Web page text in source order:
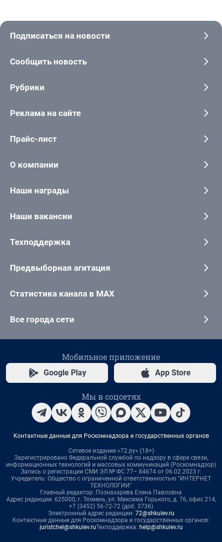
Подписаться на новости
Сообщить новость
Рубрики
Реклама на сайте
Прайс-лист
О компании
Наши награды
Наши вакансии
Техподдержка
Предвыборная агитация
Статистика канала в MAX
Все города сети
Мобильное приложение
Google Play App Store
Мы в соцсетях
Контактные данные для Роскомнадзора и государственных органов
Сетевое издание «72.ру» (18+)
Зарегистрировано Федеральной службой по надзору в сфере связи,
информационных технологий и массовых коммуникаций (Роскомнадзор)
Запись о регистрации СМИ ЭЛ № ФС 77– 84674 от 06.02.2023 г.
Учредитель: Общество с ограниченной ответственностью "ИНТЕРНЕТ
ТЕХНОЛОГИИ"
Главный редактор: Познахарева Елена Павловна
Адрес редакции: 625000, г. Тюмень, ул. Максима Горького, д. 76, офис 214,
+7 (3452) 56-72-72 (доб. 3736)
Электронный адрес редакции: 72@shkulev.ru
Контактные данные для Роскомнадзора и государственных органов:
juristchel@shkulev.ruТехподдержка: help@shkulev.ru